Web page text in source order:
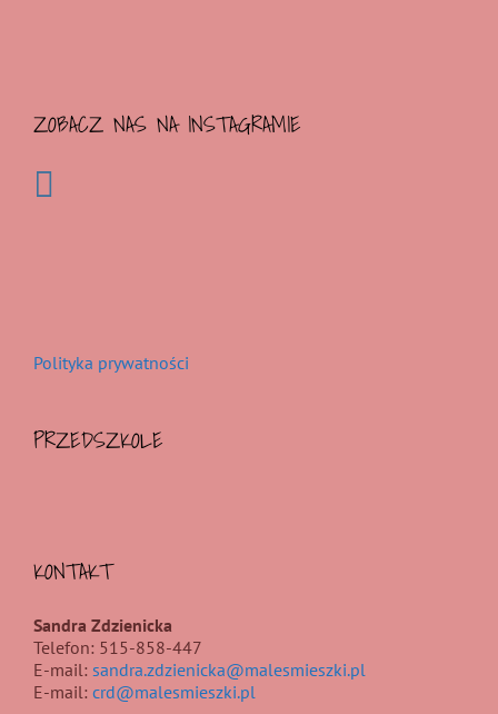
ZOBACZ NAS NA INSTAGRAMIE
Polityka prywatności
PRZEDSZKOLE
KONTAKT
Sandra Zdzienicka
Telefon: 515-858-447
E-mail: sandra.zdzienicka@malesmieszki.pl
E-mail: crd@malesmieszki.pl